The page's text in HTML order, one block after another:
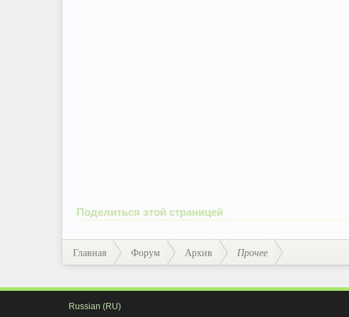
Поделиться этой страницей
Главная Форум Архив Прочее
Russian (RU)